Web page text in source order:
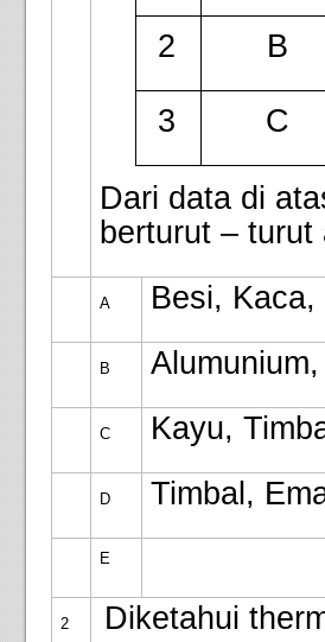
2 B
3 C
Dari data di
berturut –
A Besi, Kaca,
B
C Kayu,
D Timbal,
E
2
Diketahui